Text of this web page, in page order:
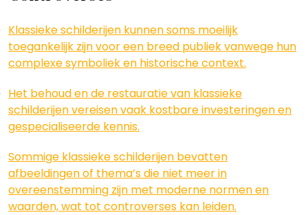
Klassieke schilderijen kunnen soms moeilijk
toegankelijk zijn voor een breed publiek vanwege hun
complexe symboliek en historische context.
Het behoud en de restauratie van klassieke
schilderijen vereisen vaak kostbare investeringen en
gespecialiseerde kennis.
Sommige klassieke schilderijen bevatten
afbeeldingen of thema’s die niet meer in
overeenstemming zijn met moderne normen en
waarden, wat tot controverses kan leiden.